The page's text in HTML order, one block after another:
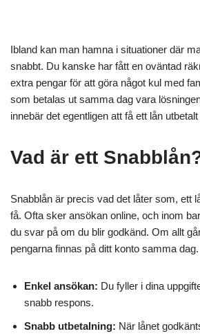
Ibland kan man hamna i situationer där
snabbt. Du kanske har fått en oväntad
extra pengar för att göra något kul med
som betalas ut samma dag vara
innebär det egentligen att få ett lån
Vad är ett
Snabblån är precis vad det låter som, ett
få. Ofta sker ansökan online, och inom
du svar på om du blir godkänd. Om allt
pengarna finnas på ditt konto samma dag.
Enkel ansökan: Du fyller i dina
snabb respons.
Snabb utbetalning: När lånet